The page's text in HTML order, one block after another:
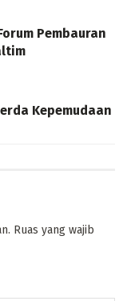
Pembauran
Kepemudaan
Ruas yang wajib